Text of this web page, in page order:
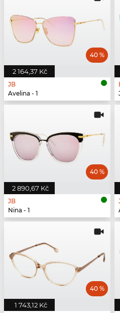
2 164,37 Kč
40 %
JB
Avelina - 1
2 890,67 Kč
40 %
JB
Nina - 1
1 743,12 Kč
40 %